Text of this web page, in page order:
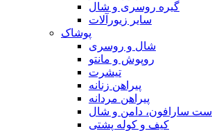
گیره روسری و شال
سایر زیورآلات
پوشاک
شال و روسری
روپوش و مانتو
تیشرت
پیراهن زنانه
پیراهن مردانه
ست سارافون، دامن و شال
کیف و کوله پشتی